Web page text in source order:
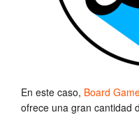
En este caso, Board
ofrece una gran cantidad